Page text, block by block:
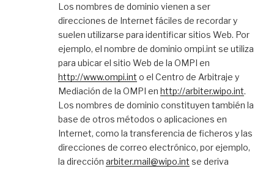
Los nombres de dominio vienen a ser
direcciones de Internet fáciles de recordar y
suelen utilizarse para identificar sitios Web. Por
ejemplo, el nombre de dominio ompi.int se utiliza
para ubicar el sitio Web de la OMPI en
http://www.ompi.int o el Centro de Arbitraje y
Mediación de la OMPI en http://arbiter.wipo.int.
Los nombres de dominio constituyen también la
base de otros métodos o aplicaciones en
Internet, como la transferencia de ficheros y las
direcciones de correo electrónico, por ejemplo,
la dirección arbiter.mail@wipo.int se deriva